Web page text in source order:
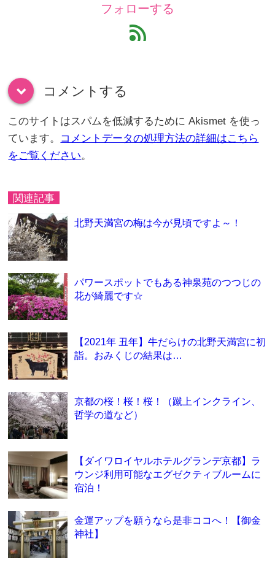
フォローする
feed
down コメントする
このサイトはスパムを低減するために Akismet を使っ
ています。 コメントデータの処理方法の詳細はこちら
をご覧ください。
関連記事
北野天満宮の梅は今が見頃ですよ～！
パワースポットでもある神泉苑のつつじの
花が綺麗です☆
【2021年 丑年】牛だらけの北野天満宮に初
詣。おみくじの結果は…
京都の桜！桜！桜！（蹴上インクライン、
哲学の道など）
【ダイワロイヤルホテルグランデ京都】ラ
ウンジ利用可能なエグゼクティブルームに
宿泊！
金運アップを願うなら是非ココへ！【御金
神社】